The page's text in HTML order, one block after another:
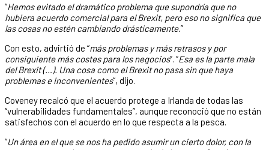
“Hemos evitado el dramático problema que supondría que no
hubiera acuerdo comercial para el Brexit, pero eso no significa que
las cosas no estén cambiando drásticamente.”
Con esto, advirtió de “más problemas y más retrasos y por
consiguiente más costes para los negocios”. “Esa es la parte mala
del Brexit (…). Una cosa como el Brexit no pasa sin que haya
problemas e inconvenientes“, dijo.
Coveney recalcó que el acuerdo protege a Irlanda de todas las
“vulnerabilidades fundamentales”, aunque reconoció que no están
satisfechos con el acuerdo en lo que respecta a la pesca.
“Un área en el que se nos ha pedido asumir un cierto dolor, con la